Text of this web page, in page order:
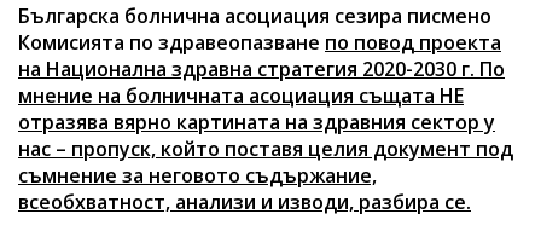
Българска болнична асоциация сезира писмено
Комисията по здравеопазване по повод проекта
на Национална здравна стратегия 2020-2030 г. По
мнение на болничната асоциация същата НЕ
отразява вярно картината на здравния сектор у
нас – пропуск, който поставя целия документ под
съмнение за неговото съдържание,
всеобхватност, анализи и изводи, разбира се.